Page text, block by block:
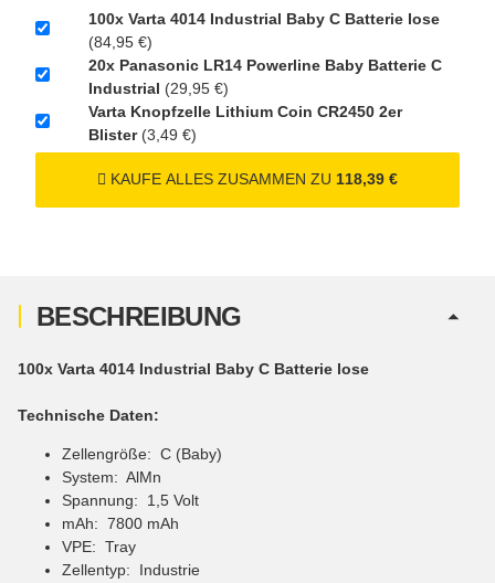
22,95 €
inkl. 19% USt. zzgl.
Versand (Gefahrgut
UN3480 Versand gem.
SV188 ADR)
Verbatim Cool'n'Go AirJet Handventilator Weiß
SV188 ADR)
100x Varta 4014 Industrial Baby C Batterie lose
(84,95 €)
20x Panasonic LR14 Powerline Baby Batterie C
Industrial (29,95 €)
Varta Knopfzelle Lithium Coin CR2450 2er
Blister(3,49 €)
KAUFE ALLES ZUSAMMEN ZU 118,39 €
BESCHREIBUNG
100x Varta 4014 Industrial Baby C Batterie lose
Technische Daten:
Zellengröße: C (Baby)
System: AlMn
Spannung: 1,5 Volt
mAh: 7800 mAh
VPE: Tray
Zellentyp: Industrie